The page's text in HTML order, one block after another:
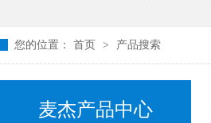
您的位置： 首页 > 产品搜索
麦杰产品中心